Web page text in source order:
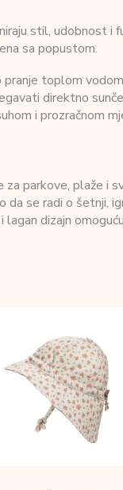
stil, udobnost i
sa popustom.
pranje toplom
direktno
i prozračnom
za parkove, plaže i
da se radi o šetnji,
dizajn